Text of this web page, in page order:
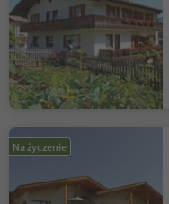
Na życzenie